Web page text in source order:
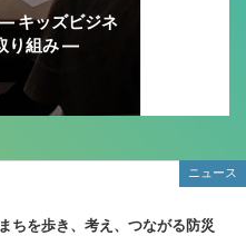
キッズビジネ
り組み —
ニュース
ちを歩き、考え、つながる防災